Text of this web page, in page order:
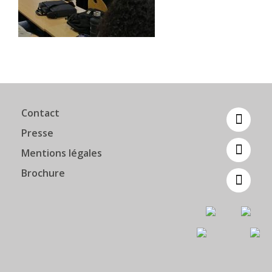
Contact
Presse
Mentions légales
Brochure